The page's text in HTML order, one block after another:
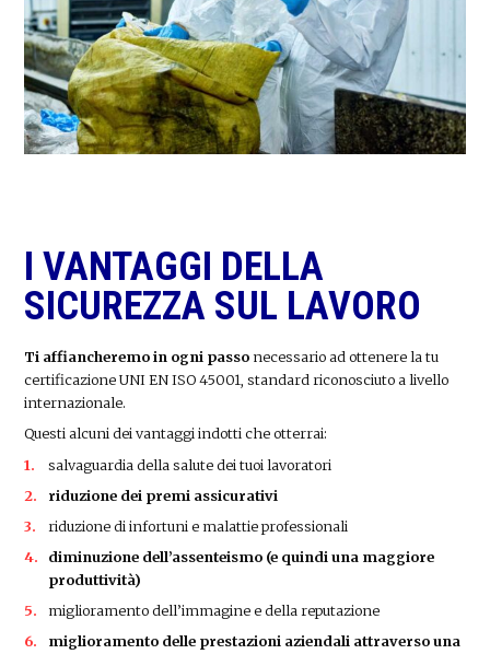
I VANTAGGI DELLA
SICUREZZA SUL LAVORO
Ti affiancheremo in ogni passo necessario ad ottenere la tu
certificazione UNI EN ISO 45001, standard riconosciuto a livello
internazionale.
Questi alcuni dei vantaggi indotti che otterrai:
salvaguardia della salute dei tuoi lavoratori
riduzione dei premi assicurativi
riduzione di infortuni e malattie professionali
diminuzione dell’assenteismo (e quindi una maggiore
produttività)
miglioramento dell’immagine e della reputazione
miglioramento delle prestazioni aziendali attraverso una